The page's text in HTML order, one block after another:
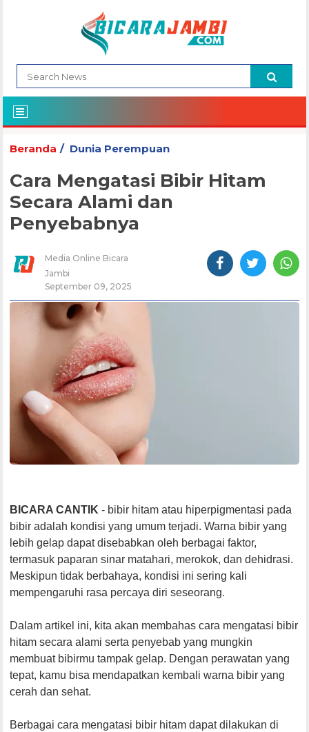
Beranda Dunia Perempuan
Cara Mengatasi Bibir Hitam
Secara Alami dan
Penyebabnya
Media Online Bicara
Jambi
September 09, 2025
BICARA CANTIK - bibir hitam atau hiperpigmentasi pada
bibir adalah kondisi yang umum terjadi. Warna bibir yang
lebih gelap dapat disebabkan oleh berbagai faktor,
termasuk paparan sinar matahari, merokok, dan dehidrasi.
Meskipun tidak berbahaya, kondisi ini sering kali
mempengaruhi rasa percaya diri seseorang.
Dalam artikel ini, kita akan membahas cara mengatasi bibir
hitam secara alami serta penyebab yang mungkin
membuat bibirmu tampak gelap. Dengan perawatan yang
tepat, kamu bisa mendapatkan kembali warna bibir yang
cerah dan sehat.
Berbagai cara mengatasi bibir hitam dapat dilakukan di